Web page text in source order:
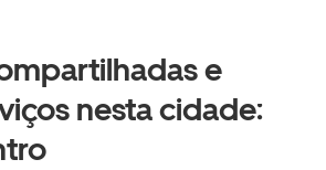
e
nesta cidade: